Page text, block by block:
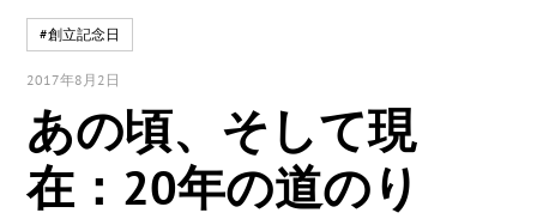
#創立記念日
2017年8月2日
あの頃、そして現
在：20年の道のり